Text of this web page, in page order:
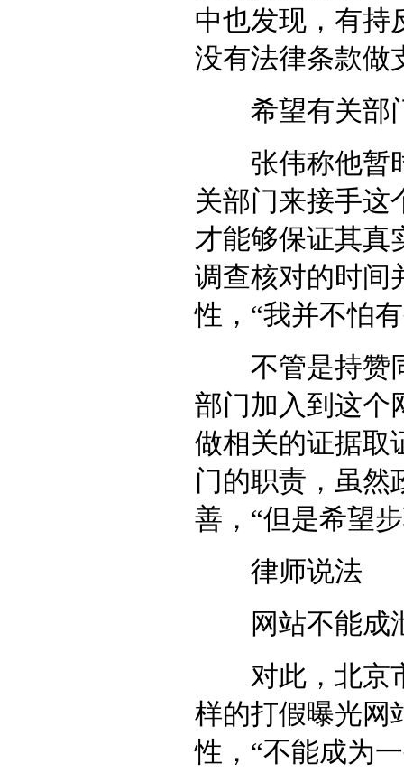
中也发现，有持
没有法律条款做
希望有关部
张伟称他暂时
关部门来接手这
才能够保证其真
调查核对的时间
性，“我并不怕
不管是持赞同
部门加入到这个
做相关的证据取
门的职责，虽然
善，“但是希望
律师说法
网站不能成
对此，北京市
样的打假曝光网
性，“不能成为